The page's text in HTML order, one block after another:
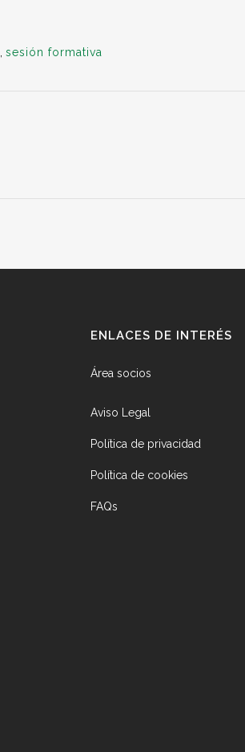
sesión formativa
ENLACES DE INTERÉS
Área socios
Aviso Legal
Política de privacidad
Política de cookies
FAQs